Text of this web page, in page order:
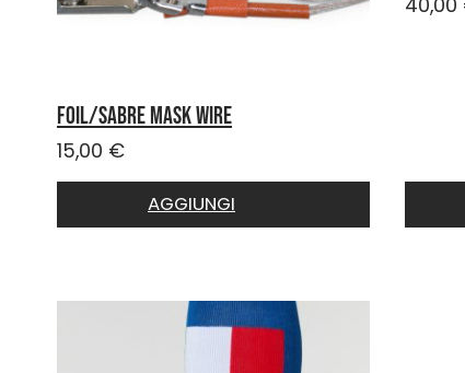
Foil/Sabre mask wire
15,00 €
AGGIUNGI
40,00